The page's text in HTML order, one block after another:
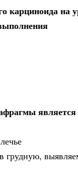
карциноида на
является